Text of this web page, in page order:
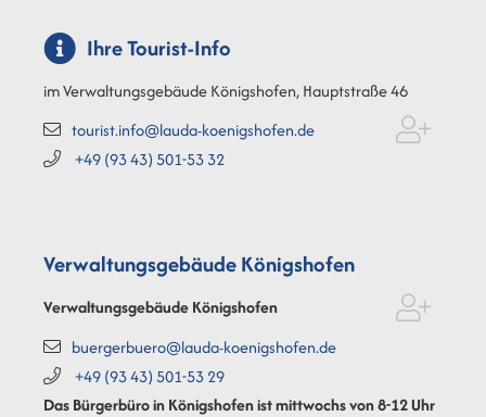
Ihre Tourist-Info
im Verwaltungsgebäude Königshofen, Hauptstraße 46
tourist.info@lauda-koenigshofen.de
+49 (9343) 501-5332
Verwaltungsgebäude Königshofen
Verwaltungsgebäude Königshofen
buergerbuero@lauda-koenigshofen.de
+49 (9343) 501-5329
Das Bürgerbüro in Königshofen ist mittwochs von 8-12 Uhr